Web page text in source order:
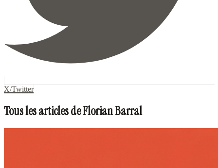
X/Twitter
Tous les articles de Florian Barral